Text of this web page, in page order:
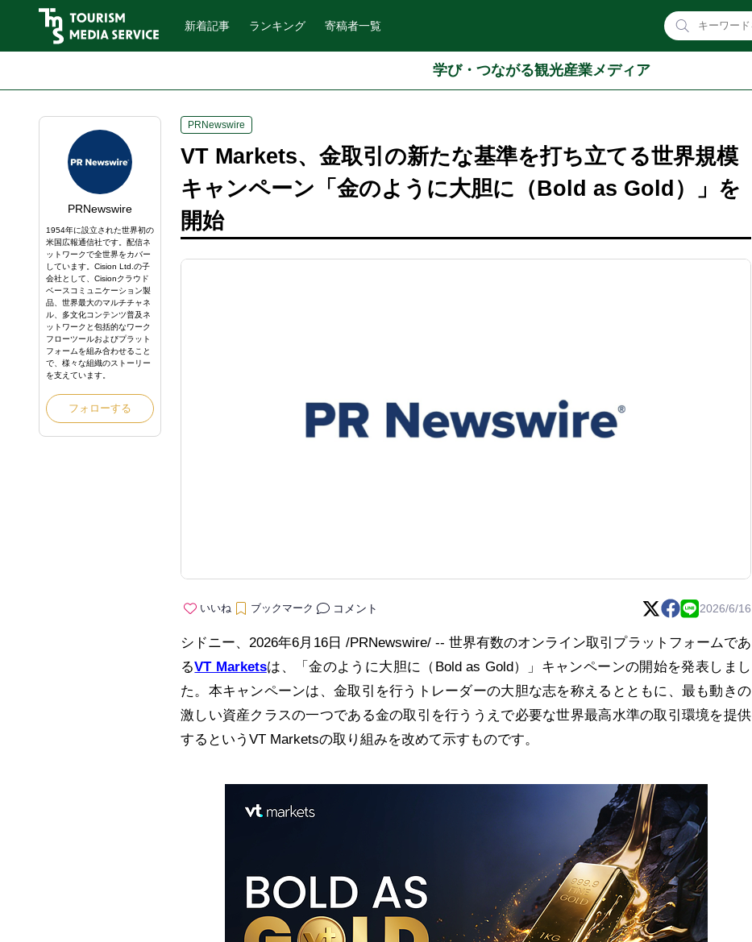
新着記事 ランキング 寄稿者一覧
学び・つながる観光産業メディア
PRNewswire
1954年に設立された世界初の
米国広報通信社です。配信ネ
ットワークで全世界をカバー
しています。Cision Ltd.の子
会社として、Cisionクラウド
ベースコミュニケーション製
品、世界最大のマルチチャネ
ル、多文化コンテンツ普及ネ
ットワークと包括的なワーク
フローツールおよびプラット
フォームを組み合わせること
で、様々な組織のストーリー
を支えています。
フォローする
PRNewswire
VT Markets、金取引の新たな基準を打ち立てる世界規模
キャンペーン「金のように大胆に（Bold as Gold）」を
開始
いいね ブックマーク コメント 2026/6/16
シドニー、2026年6月16日 /PRNewswire/ -- 世界有数のオンライン取引プラットフォームであ
るVT Marketsは、「金のように大胆に（Bold as Gold）」キャンペーンの開始を発表しまし
た。本キャンペーンは、金取引を行うトレーダーの大胆な志を称えるとともに、最も動きの
激しい資産クラスの一つである金の取引を行ううえで必要な世界最高水準の取引環境を提供
するというVT Marketsの取り組みを改めて示すものです。